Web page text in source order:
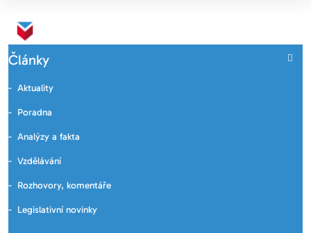
Články
Aktuality
Poradna
Analýzy a fakta
Vzdělávání
Rozhovory, komentáře
Legislativní novinky